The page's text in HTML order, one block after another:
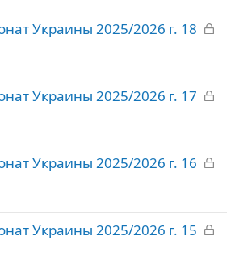
р
ыЗ
р
ы
Украины 2025/2026 г. 18
З
р
ы
Украины 2025/2026 г. 17
З
р
ы
Украины 2025/2026 г. 16
З
Украины 2025/2026 г. 15